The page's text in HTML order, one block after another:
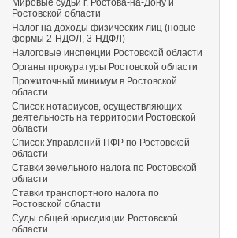
Мировые судьи г. Ростова-на-Дону и
Ростовской области
Налог на доходы физических лиц (новые
формы 2-НДФЛ, 3-НДФЛ)
Налоговые инспекции Ростовской области
Органы прокуратуры Ростовской области
Прожиточный минимум в Ростовской
области
Список нотариусов, осуществляющих
деятельность на территории Ростовской
области
Список Управлений ПФР по Ростовской
области
Ставки земельного налога по Ростовской
области
Ставки транспортного налога по
Ростовской области
Суды общей юрисдикции Ростовской
области